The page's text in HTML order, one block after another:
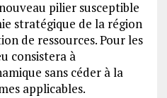
pilier susceptible
stratégique de la région
de ressources. Pour les
consistera à
sans céder à la
applicables.